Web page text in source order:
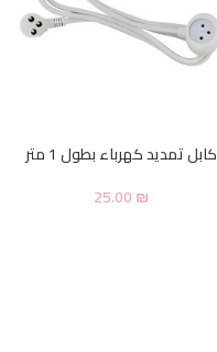
كابل تمديد كهرباء بطول 1 متر
25.00₪